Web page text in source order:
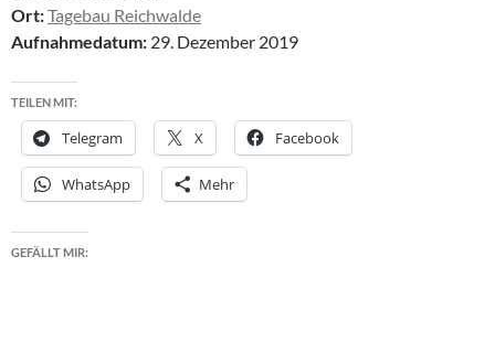
Ort:Tagebau Reichwalde
Aufnahmedatum: 29. Dezember 2019
TEILEN MIT:
Telegram X Facebook
WhatsApp Mehr
GEFÄLLT MIR: